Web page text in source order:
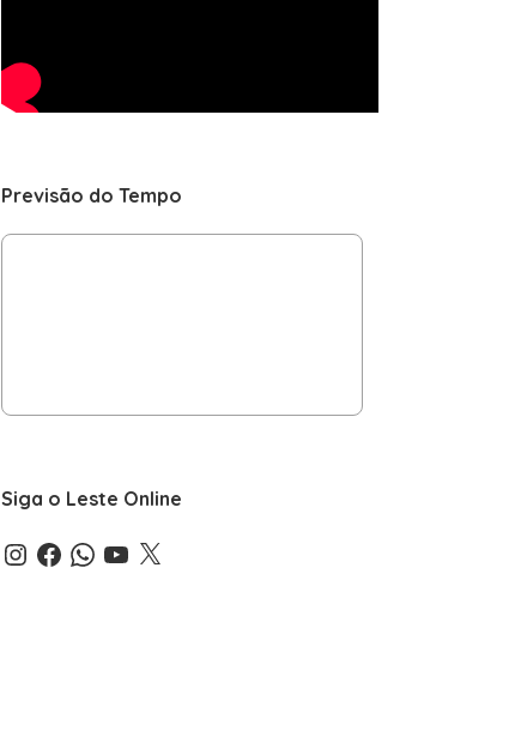
Previsão do Tempo
Siga o Leste Online
Instagram
Facebook
WhatsApp
YouTube
X